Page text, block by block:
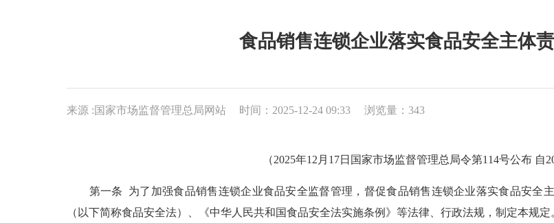
食品销售连锁企业落实食品安全主体
来源 :国家市场监督管理总局网站 时间：2025-12-24 09:33 浏览量： 343
（2025年12月17日国家市场监督管理总局令第114号公布 自
第一条 为了加强食品销售连锁企业食品安全监督管理，督促食品销售连锁企业落实食品安全主
（以下简称食品安全法）、《中华人民共和国食品安全法实施条例》等法律、行政法规，制定本规定